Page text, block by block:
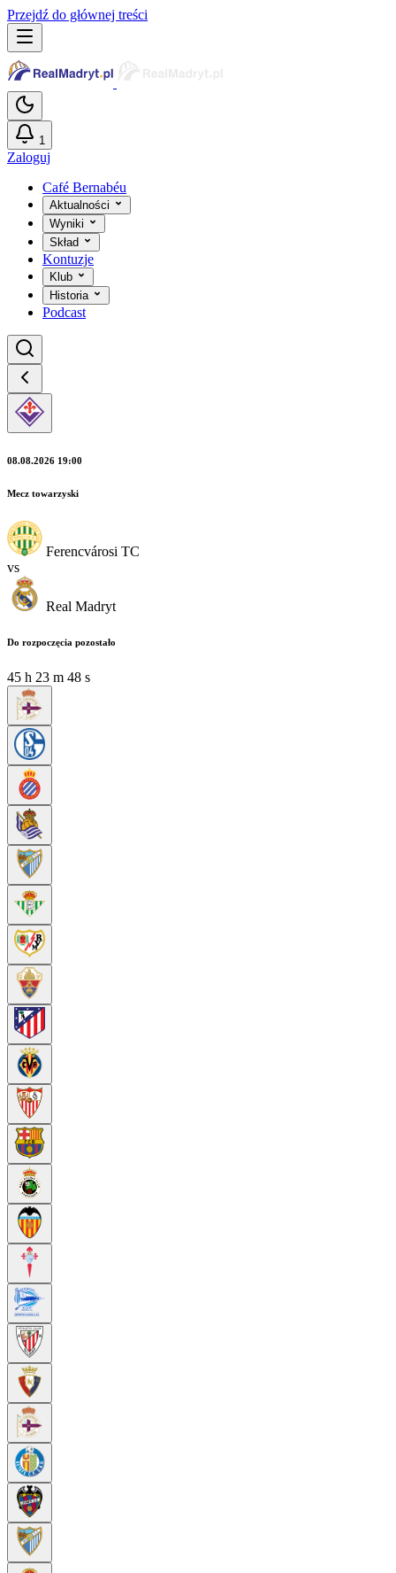
Przejdź do głównej treści
1
Zaloguj
Café Bernabéu
Aktualności
Wyniki
Skład
Kontuzje
Klub
Historia
Podcast
08.08.2026 19:00
Mecz towarzyski
Ferencvárosi TC
vs
Real Madryt
Do rozpoczęcia pozostało
45 h 23 m 48 s